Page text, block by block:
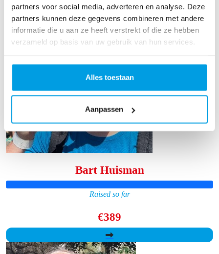
partners voor social media, adverteren en analyse. Deze
partners kunnen deze gegevens combineren met andere
informatie die u aan ze heeft verstrekt of die ze hebben
verzameld op basis van uw gebruik van hun services.
Alles toestaan
Aanpassen
Bart Huisman
Raised so far
€389